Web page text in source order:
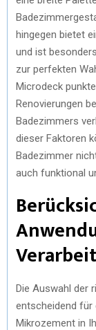
hingegen bietet
und ist
zur perfekten
Microdeck
Renovierungen
Badezimmers
dieser Faktoren
Badezimmer
auch funktional
Die Auswahl der
entscheidend für
Mikrozement in